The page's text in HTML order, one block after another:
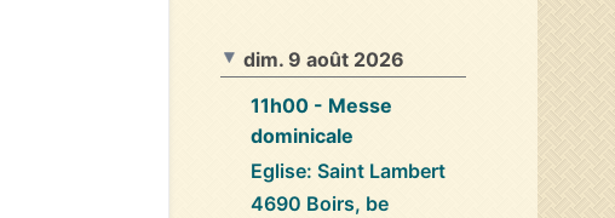
dim. 9 août 2026
11h00 - Messe
dominicale
Eglise: Saint Lambert
4690 Boirs, be